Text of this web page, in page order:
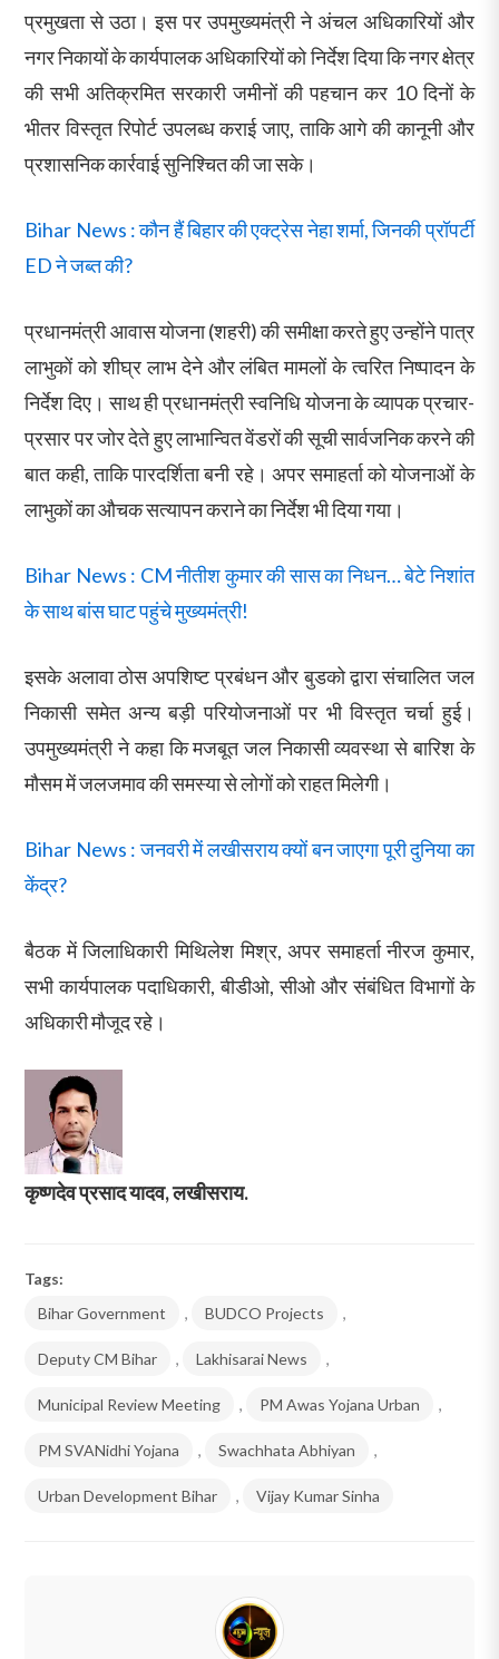
प्रमुखता से उठा। इस पर उपमुख्यमंत्री ने अंचल अधिकारियों और
नगर निकायों के कार्यपालक अधिकारियों को निर्देश दिया कि नगर क्षेत्र
की सभी अतिक्रमित सरकारी जमीनों की पहचान कर 10 दिनों के
भीतर विस्तृत रिपोर्ट उपलब्ध कराई जाए, ताकि आगे की कानूनी और
प्रशासनिक कार्रवाई सुनिश्चित की जा सके।
Bihar News : कौन हैं बिहार की एक्ट्रेस नेहा शर्मा, जिनकी प्रॉपर्टी
ED ने जब्त की?
प्रधानमंत्री आवास योजना (शहरी) की समीक्षा करते हुए उन्होंने पात्र
लाभुकों को शीघ्र लाभ देने और लंबित मामलों के त्वरित निष्पादन के
निर्देश दिए। साथ ही प्रधानमंत्री स्वनिधि योजना के व्यापक प्रचार-
प्रसार पर जोर देते हुए लाभान्वित वेंडरों की सूची सार्वजनिक करने की
बात कही, ताकि पारदर्शिता बनी रहे। अपर समाहर्ता को योजनाओं के
लाभुकों का औचक सत्यापन कराने का निर्देश भी दिया गया।
Bihar News : CM नीतीश कुमार की सास का निधन… बेटे निशांत
के साथ बांस घाट पहुंचे मुख्यमंत्री!
इसके अलावा ठोस अपशिष्ट प्रबंधन और बुडको द्वारा संचालित जल
निकासी समेत अन्य बड़ी परियोजनाओं पर भी विस्तृत चर्चा हुई।
उपमुख्यमंत्री ने कहा कि मजबूत जल निकासी व्यवस्था से बारिश के
मौसम में जलजमाव की समस्या से लोगों को राहत मिलेगी।
Bihar News : जनवरी में लखीसराय क्यों बन जाएगा पूरी दुनिया का
केंद्र?
बैठक में जिलाधिकारी मिथिलेश मिश्र, अपर समाहर्ता नीरज कुमार,
सभी कार्यपालक पदाधिकारी, बीडीओ, सीओ और संबंधित विभागों के
अधिकारी मौजूद रहे।
कृष्णदेव प्रसाद यादव, लखीसराय.
Tags:
Bihar Government
, BUDCO Projects ,
Deputy CM Bihar , Lakhisarai News ,
Municipal Review Meeting , PM Awas Yojana Urban ,
PM SVANidhi Yojana , Swachhata Abhiyan ,
Urban Development Bihar , Vijay Kumar Sinha